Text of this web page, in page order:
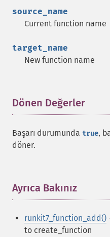
source_name
Current function name
target_name
New function name
Dönen Değerler
Başarı durumunda true,
döner.
Ayrıca Bakınız
runkit7_function_add()
to create_function